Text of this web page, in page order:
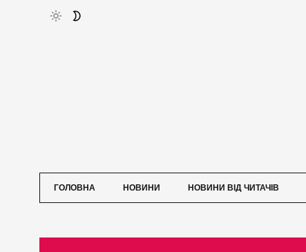
ГОЛОВНА НОВИНИ НОВИНИ ВІД ЧИТАЧІВ